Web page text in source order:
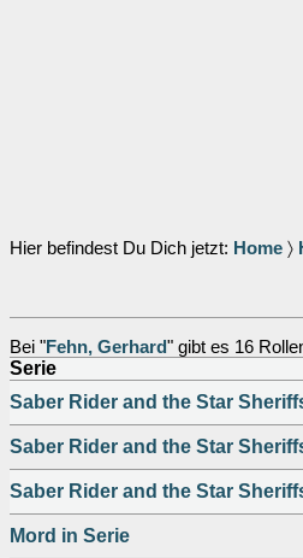
Hier befindest Du Dich jetzt: Home 〉
Bei "Fehn, Gerhard" gibt es 16
Serie
Saber Rider and the Star
Saber Rider and the Star
Saber Rider and the Star
Mord in Serie